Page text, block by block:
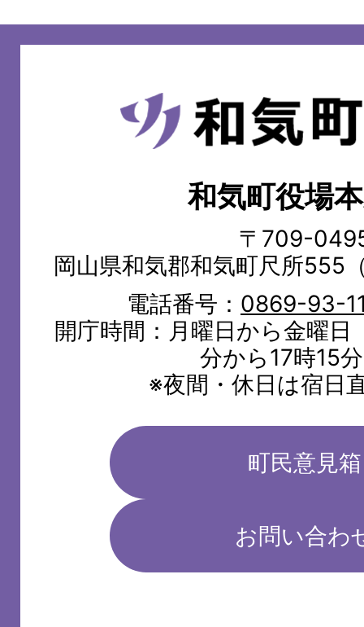
和
気
和気町役場
〒709-
岡山県和気郡和気町尺所555
電話番号： 0869-93-
開庁時間：月曜日から金曜
分から17時15
※夜間・休日は宿日
町民意見箱
お問い合わ